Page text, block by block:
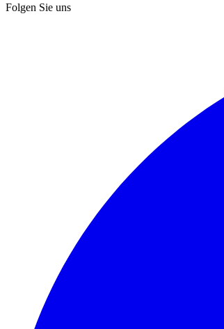
Folgen Sie uns